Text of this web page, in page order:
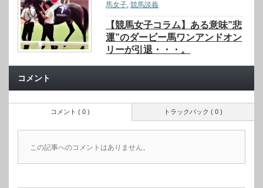
馬女子,競馬談義
【競馬女子コラム】ある意味”悲
運”のダービー馬ワンアンドオン
リーが引退・・・。
コメント
トラックバック ( 0 )
コメント ( 0 )
この記事へのコメントはありません。